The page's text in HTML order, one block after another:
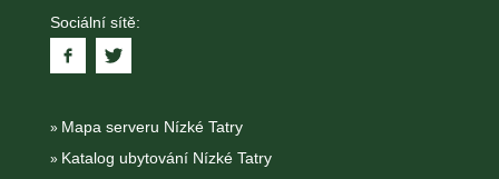
Sociální sítě:
Mapa serveru Nízké Tatry
Katalog ubytování Nízké Tatry